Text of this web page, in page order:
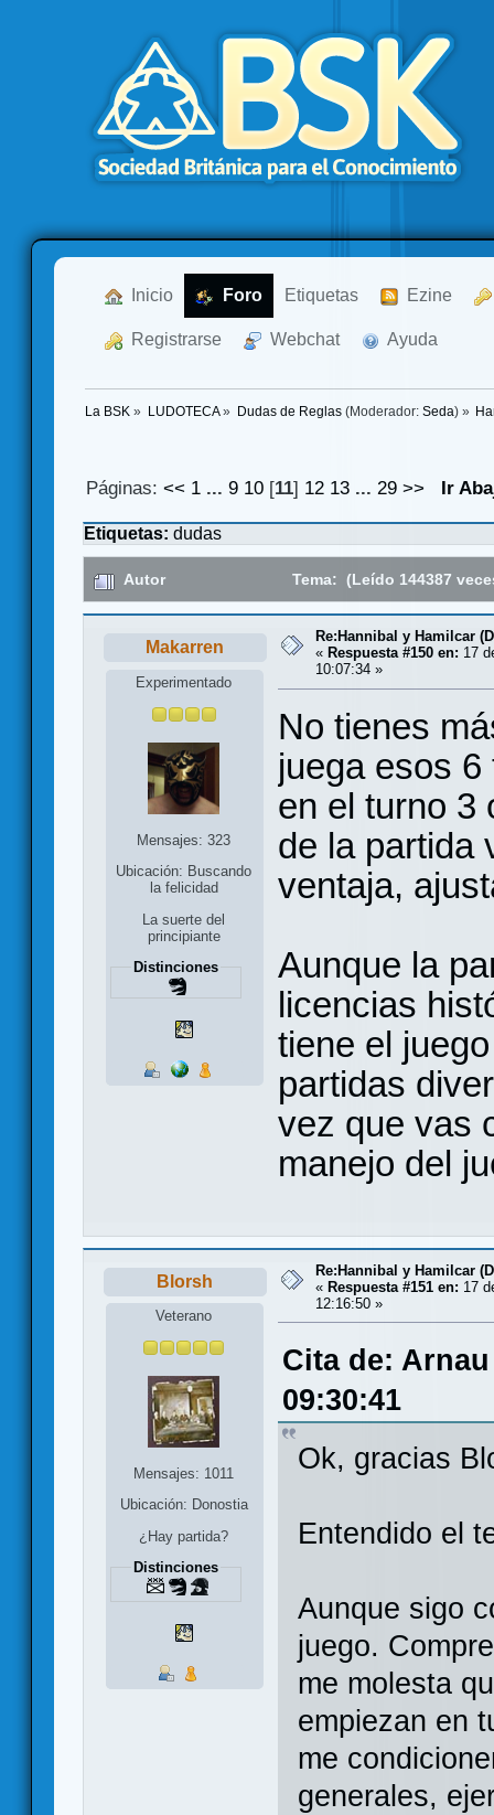
Inicio Foro Etiquetas Ezine
Registrarse Webchat Ayuda
La BSK » LUDOTECA» Dudas de Reglas(Moderador: Seda) »
Páginas:<< 1 ...9 10 [11] 12 13 ...29 >> Ir
Etiquetas: dudas
Autor Tema: (Leído 144387
Makarren
Experimentado
Mensajes: 323
Ubicación: Buscando
la felicidad
La suerte del
principiante
Distinciones
Re:Hannibal y Hamilcar
« Respuesta #150 en: 17
10:07:34 »
No tienes
juega esos
en el turno 3
de la partida
ventaja,
Aunque la
licencias
tiene el
partidas
vez que vas
manejo del
Blorsh
Veterano
Mensajes: 1011
Ubicación: Donostia
¿Hay partida?
Distinciones
Re:Hannibal y Hamilcar
« Respuesta #151 en: 17
12:16:50 »
Cita de:
09:30:41
Ok, gracias
Entendido el
Aunque sigo
juego.
me molesta
empiezan en
me
generales,